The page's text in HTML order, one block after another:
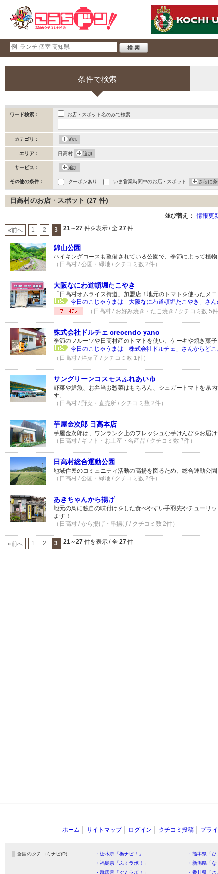
条件で検索
ワード検索： お店・スポット名のみで検索
カテゴリ： 追加
エリア： 日高村 追加
サービス： 追加
その他の条件： クーポンあり いま営業時間中のお店・スポット さらに
日高村のお店・スポット (27 件)
並び替え： 情報更
«前へ 1 2 3 21～27 件を表示 / 全 27 件
錦山公園
ハイキングコースも整備されている公園で、季節によって植
（日高村 / 公園・緑地 / クチコミ数 2件）
大阪なにわ道頓堀たこやき
「日高村オムライス街道」加盟店！地元のトマトを使ったメ
今日のこじゃうまは「大阪なにわ道頓堀たこやき」さ
（日高村 / お好み焼き・たこ焼き / クチコミ数 5
株式会社ドルチェ crecendo yano
季節のフルーツや日高村産のトマトを使い、ケーキや焼き菓
今日のこじゃうまは「株式会社ドルチェ」さんからど
（日高村 / 洋菓子 / クチコミ数 1件）
サングリーンコスモスふれあい市
野菜や鮮魚、お弁当お惣菜はもちろん、シュガートマトを県
す。
（日高村 / 野菜・直売所 / クチコミ数 2件）
芋屋金次郎 日高本店
芋屋金次郎は、ワンランク上のフレッシュな芋けんぴをお届
（日高村 / ギフト・お土産・名産品 / クチコミ数 7件）
日高村総合運動公園
地域住民のコミュニティ活動の高揚を図るため、総合運動公
（日高村 / 公園・緑地 / クチコミ数 2件）
あきちゃんから揚げ
地元の鳥に独自の味付けをした食べやすい手羽先やチューリ
ます！
（日高村 / から揚げ・串揚げ / クチコミ数 2件）
«前へ 1 2 3 21～27 件を表示 / 全 27 件
ホーム サイトマップ ログイン クチコミ投稿 プラ
全国のクチコミナビ(R) ・栃木県「栃ナビ！」
・熊本県「
・福島県「ふくラボ！」
・新潟県「
・群馬県「ぐんラボ！」
・香川県「